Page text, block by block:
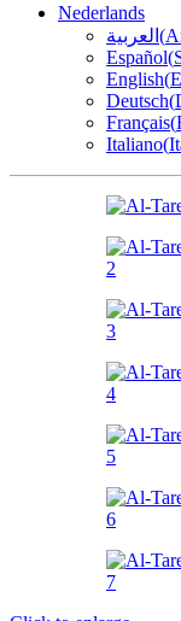
Nederlands
العربية (
Español(
English(
Deutsch(
Français(
Italiano(